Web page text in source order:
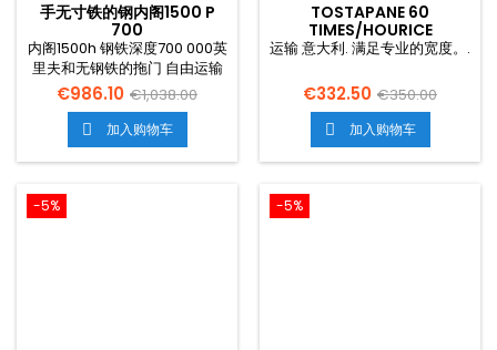
手无寸铁的钢内阁1500 P
700
内阁1500h 钢铁深度700 000英
里夫和无钢铁的拖门 自由运输
手无寸铁的钢内阁1500 p 700
€986.10 €1,038.00
 加入购物车
TOSTAPANE 60
TIMES/HOURICE
运输 意大利. 满足专业的宽度。.
€332.50 €350.00
 加入购物车
-5% -5%